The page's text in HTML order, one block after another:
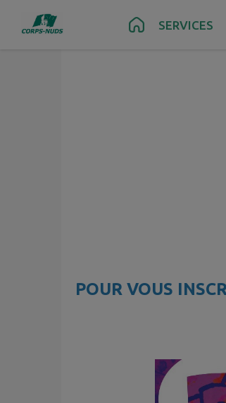
Contenu Recherche
SERVICES
POUR VOUS